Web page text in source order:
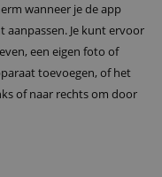
wanneer je de app
aanpassen. Je kunt ervoor
een eigen foto of
toevoegen, of het
of naar rechts om door